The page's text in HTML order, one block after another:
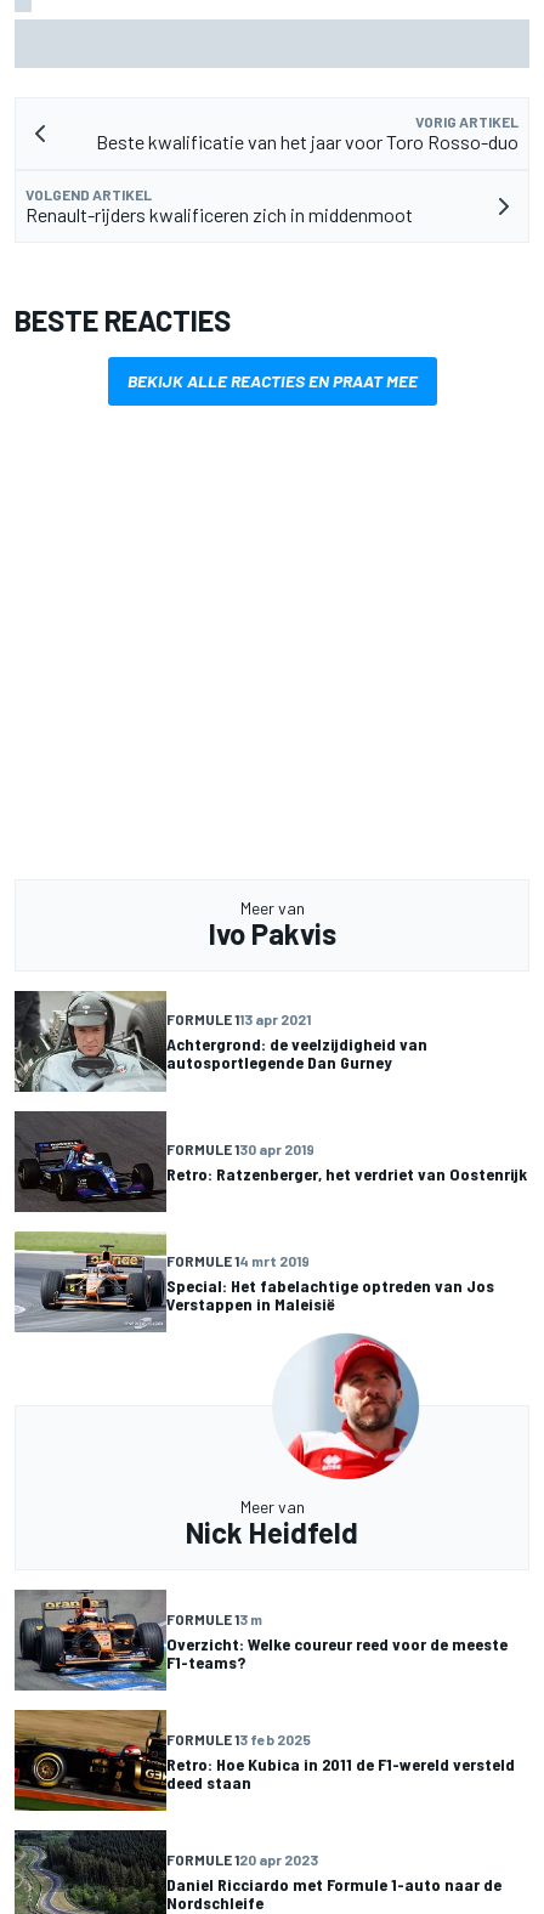
VORIG ARTIKEL
Beste kwalificatie van het jaar voor Toro Rosso-duo
VOLGEND ARTIKEL
Renault-rijders kwalificeren zich in middenmoot
BESTE REACTIES
BEKIJK ALLE REACTIES EN PRAAT MEE
Meer van
Ivo Pakvis
FORMULE 113 apr 2021
Achtergrond: de veelzijdigheid van
autosportlegende Dan Gurney
FORMULE 130 apr 2019
Retro: Ratzenberger, het verdriet van Oostenrijk
FORMULE 14 mrt 2019
Special: Het fabelachtige optreden van Jos
Verstappen in Maleisië
Meer van
Nick Heidfeld
FORMULE 13 m
Overzicht: Welke coureur reed voor de meeste
F1-teams?
FORMULE 13 feb 2025
Retro: Hoe Kubica in 2011 de F1-wereld versteld
deed staan
FORMULE 120 apr 2023
Daniel Ricciardo met Formule 1-auto naar de
Nordschleife